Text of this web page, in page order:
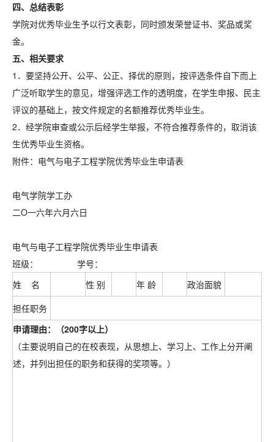
四、总结表彰
学院对优秀毕业生予以行文表彰，同时颁发荣誉证书、奖品或奖
金。
五、相关要求
1．要坚持公开、公平、公正、择优的原则，按评选条件自下而上
广泛听取学生的意见，增强评选工作的透明度，在学生申报、民主
评议的基础上，按文件规定的名额推荐优秀毕业生。
2．经学院审查或公示后经学生举报，不符合推荐条件的，取消该
生优秀毕业生资格。
附件：电气与电子工程学院优秀毕业生申请表
电气学院学工办
二Ο一六年六月六日
电气与电子工程学院优秀毕业生申请表
班级： 学号：
姓 名
性 别 年 龄
政治面貌
担任职务
申请理由：（200字以上）
（主要说明自己的在校表现，从思想上、学习上、工作上分开阐
述，并列出担任的职务和获得的奖项等。）